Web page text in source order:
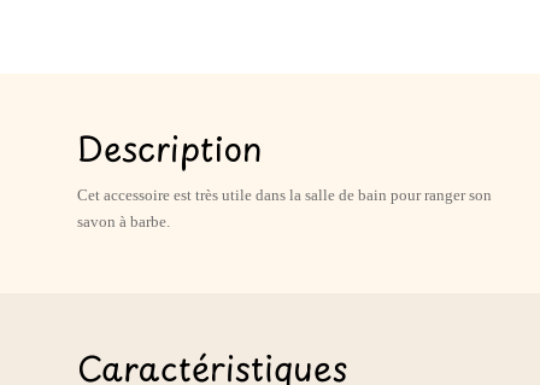
Description
Cet accessoire est très utile dans la salle de bain pour ranger son
savon à barbe.
Caractéristiques